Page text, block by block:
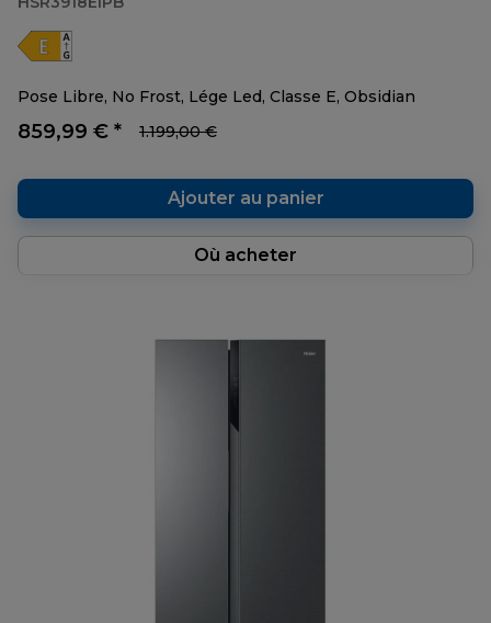
Pose Libre, No Frost, Lége Led, Classe E, Obsidian
859,99 € * 1.199,00 €
Ajouter au panier
Où acheter